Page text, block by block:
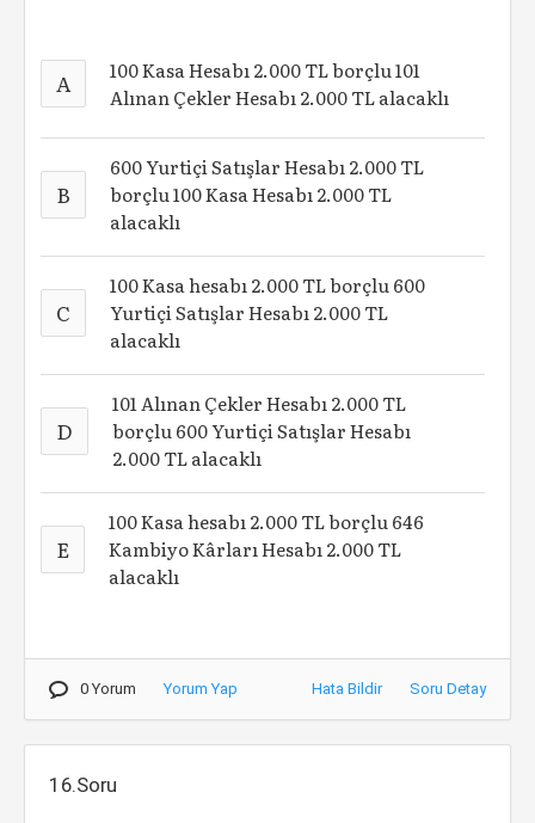
A
100 Kasa Hesabı 2.000 TL borçlu 101
Alınan Çekler Hesabı 2.000 TL alacaklı
B
600 Yurtiçi Satışlar Hesabı 2.000 TL
borçlu 100 Kasa Hesabı 2.000 TL
alacaklı
C
100 Kasa hesabı 2.000 TL borçlu 600
Yurtiçi Satışlar Hesabı 2.000 TL
alacaklı
D
101 Alınan Çekler Hesabı 2.000 TL
borçlu 600 Yurtiçi Satışlar Hesabı
2.000 TL alacaklı
E
100 Kasa hesabı 2.000 TL borçlu 646
Kambiyo Kârları Hesabı 2.000 TL
alacaklı
0 Yorum Yorum Yap Hata Bildir Soru Detay
16.Soru